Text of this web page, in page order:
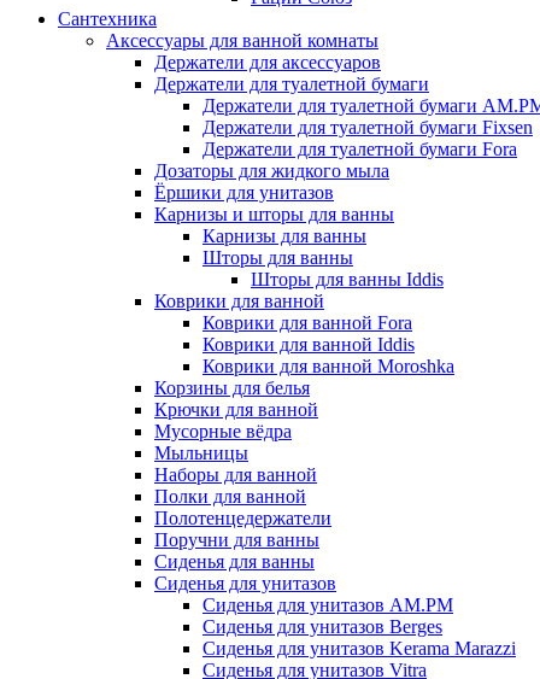
Сантехника
Аксессуары для ванной комнаты
Держатели для аксессуаров
Держатели для туалетной бумаги
Держатели для туалетной бумаги
Держатели для туалетной бумаги Fixsen
Держатели для туалетной бумаги Fora
Дозаторы для жидкого мыла
Ёршики для унитазов
Карнизы и шторы для ванны
Карнизы для ванны
Шторы для ванны
Шторы для ванны Iddis
Коврики для ванной
Коврики для ванной Fora
Коврики для ванной Iddis
Коврики для ванной Moroshka
Корзины для белья
Крючки для ванной
Мусорные вёдра
Мыльницы
Наборы для ванной
Полки для ванной
Полотенцедержатели
Поручни для ванны
Сиденья для ванны
Сиденья для унитазов
Сиденья для унитазов AM.PM
Сиденья для унитазов Berges
Сиденья для унитазов Kerama Marazzi
Сиденья для унитазов Vitra